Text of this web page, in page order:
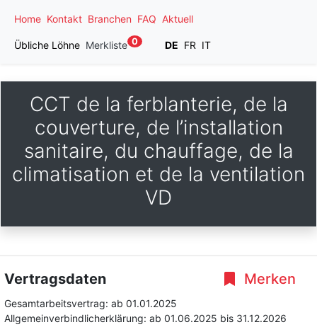
Home Kontakt Branchen FAQ Aktuell
Übliche Löhne Merkliste 0 DE FR IT
CCT de la ferblanterie, de la
couverture, de l’installation
sanitaire, du chauffage, de la
climatisation et de la ventilation
VD
Merken
Vertragsdaten
Gesamtarbeitsvertrag: ab 01.01.2025
Allgemeinverbindlicherklärung: ab 01.06.2025 bis 31.12.2026